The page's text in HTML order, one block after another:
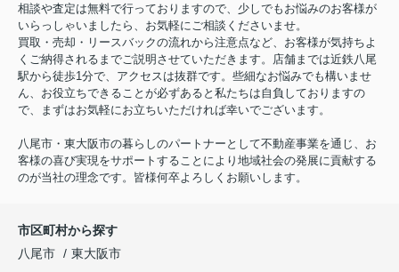
相談や査定は無料で行っておりますので、少しでもお悩みのお客様が
いらっしゃいましたら、お気軽にご相談くださいませ。
買取・売却・リースバックの流れから注意点など、お客様が気持ちよ
くご納得されるまでご説明させていただきます。店舗までは近鉄八尾
駅から徒歩1分で、アクセスは抜群です。些細なお悩みでも構いませ
ん、お役立ちできることが必ずあると私たちは自負しておりますの
で、まずはお気軽にお立ちいただければ幸いでございます。
八尾市・東大阪市の暮らしのパートナーとして不動産事業を通じ、お
客様の喜び実現をサポートすることにより地域社会の発展に貢献する
のが当社の理念です。皆様何卒よろしくお願いします。
市区町村から探す
八尾市
東大阪市